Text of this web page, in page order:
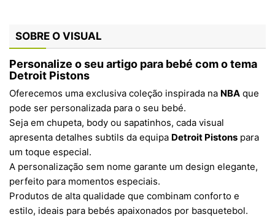
SOBRE O VISUAL
Personalize o seu artigo para bebé com o tema
Detroit Pistons
Oferecemos uma exclusiva coleção inspirada na NBA que
pode ser personalizada para o seu bebé.
Seja em chupeta, body ou sapatinhos, cada visual
apresenta detalhes subtils da equipa Detroit Pistons para
um toque especial.
A personalização sem nome garante um design elegante,
perfeito para momentos especiais.
Produtos de alta qualidade que combinam conforto e
estilo, ideais para bebés apaixonados por basquetebol.